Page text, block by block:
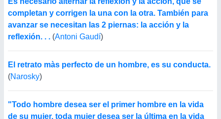
completan y corrigen la una con la otra. También para
avanzar se necesitan las 2 piernas: la acción y la
reflexión. . . (Antoni Gaudí)
El retrato màs perfecto de un hombre, es su conducta.
(Narosky)
"Todo hombre desea ser el primer hombre en la vida
de su mujer, toda mujer desea ser la última en la vida